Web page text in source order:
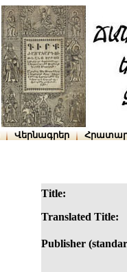
Վերնագրեր
Title:
Translated Title:
Publisher